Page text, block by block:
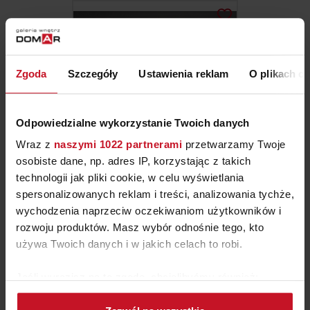
Zgoda Szczegóły Ustawienia reklam O plikach
Odpowiedzialne wykorzystanie Twoich danych
Wraz z naszymi 1022 partnerami przetwarzamy Twoje
osobiste dane, np. adres IP, korzystając z takich
technologii jak pliki cookie, w celu wyświetlania
spersonalizowanych reklam i treści, analizowania tychże,
wychodzenia naprzeciw oczekiwaniom użytkowników i
rozwoju produktów. Masz wybór odnośnie tego, kto
używa Twoich danych i w jakich celach to robi.
Gromadzić dane dotyczące Twojej lokalizacji
WAZON POGIĘTY
ZAPYTAJ O CENĘ W SALONIE